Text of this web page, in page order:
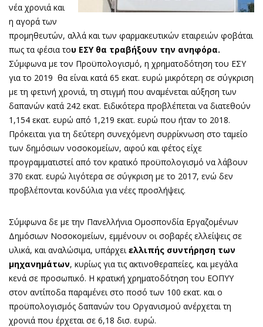
νέα χρονιά και
η αγορά των
προμηθευτών, αλλά και των φαρμακευτικών εταιρειών φοβάται
πως τα φέσια του ΕΣΥ θα τραβήξουν την ανηφόρα.
Σύμφωνα με τον Προϋπολογισμό, η χρηματοδότηση του ΕΣΥ
για το 2019 θα είναι κατά 65 εκατ. ευρώ μικρότερη σε σύγκριση
με τη φετινή χρονιά, τη στιγμή που αναμένεται αύξηση των
δαπανών κατά 242 εκατ. Ειδικότερα προβλέπεται να διατεθούν
1,154 εκατ. ευρώ από 1,219 εκατ. ευρώ που ήταν το 2018.
Πρόκειται για τη δεύτερη συνεχόμενη συρρίκνωση στο ταμείο
των δημόσιων νοσοκομείων, αφού και φέτος είχε
προγραμματιστεί από τον κρατικό προϋπολογισμό να λάβουν
370 εκατ. ευρώ λιγότερα σε σύγκριση με το 2017, ενώ δεν
προβλέπονται κονδύλια για νέες προσλήψεις.
Σύμφωνα δε με την Πανελλήνια Ομοσπονδία Εργαζομένων
Δημόσιων Νοσοκομείων, εμμένουν οι σοβαρές ελλείψεις σε
υλικά, και αναλώσιμα, υπάρχειελλιπής συντήρηση των
μηχανημάτων, κυρίως για τις ακτινοθεραπείες, και μεγάλα
κενά σε προσωπικό. Η κρατική χρηματοδότηση του ΕΟΠΥΥ
στον αντίποδα παραμένει στο ποσό των 100 εκατ. και ο
προϋπολογισμός δαπανών του Οργανισμού ανέρχεται τη
χρονιά που έρχεται σε 6,18 δισ. ευρώ.